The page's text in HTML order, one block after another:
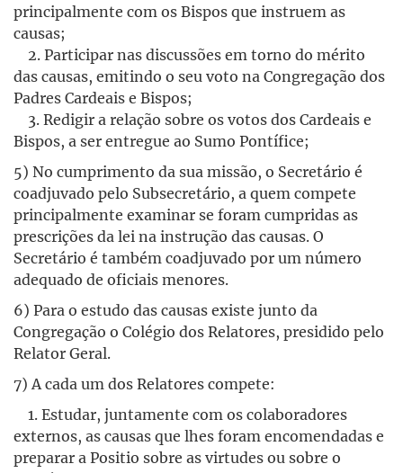
principalmente com os Bispos que instruem as
causas;
2. Participar nas discussões em torno do mérito
das causas, emitindo o seu voto na Congregação dos
Padres Cardeais e Bispos;
3. Redigir a relação sobre os votos dos Cardeais e
Bispos, a ser entregue ao Sumo Pontífice;
5) No cumprimento da sua missão, o Secretário é
coadjuvado pelo Subsecretário, a quem compete
principalmente examinar se foram cumpridas as
prescrições da lei na instrução das causas. O
Secretário é também coadjuvado por um número
adequado de oficiais menores.
6) Para o estudo das causas existe junto da
Congregação o Colégio dos Relatores, presidido pelo
Relator Geral.
7) A cada um dos Relatores compete:
1. Estudar, juntamente com os colaboradores
externos, as causas que lhes foram encomendadas e
preparar a Positio sobre as virtudes ou sobre o